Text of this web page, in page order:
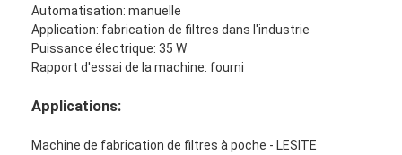
Filtre de poche faisant la machine
Machine de rivetage automatique
Automatisation: manuelle
Application: fabrication de filtres dans l'industrie
Puissance électrique: 35 W
Rapport d'essai de la machine: fourni
Applications:
Machine de fabrication de filtres à poche - LESITE